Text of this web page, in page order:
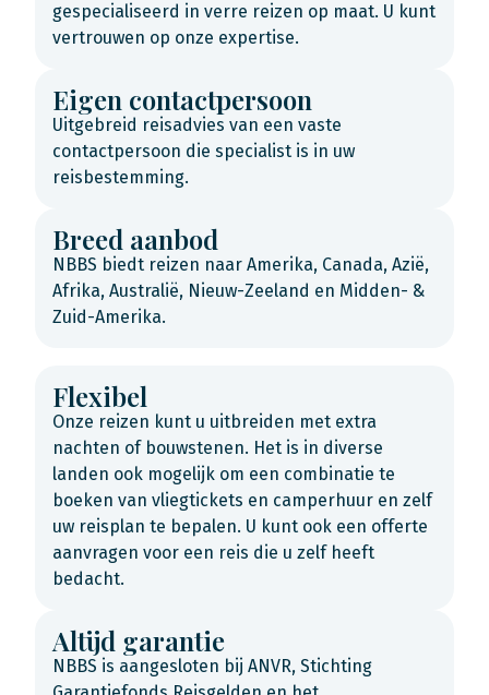
gespecialiseerd in verre reizen op maat. U kunt
vertrouwen op onze expertise.
Eigen contactpersoon
Uitgebreid reisadvies van een vaste
contactpersoon die specialist is in uw
reisbestemming.
Breed aanbod
NBBS biedt reizen naar Amerika, Canada, Azië,
Afrika, Australië, Nieuw-Zeeland en Midden- &
Zuid-Amerika.
Flexibel
Onze reizen kunt u uitbreiden met extra
nachten of bouwstenen. Het is in diverse
landen ook mogelijk om een combinatie te
boeken van vliegtickets en camperhuur en zelf
uw reisplan te bepalen. U kunt ook een offerte
aanvragen voor een reis die u zelf heeft
bedacht.
Altijd garantie
NBBS is aangesloten bij ANVR, Stichting